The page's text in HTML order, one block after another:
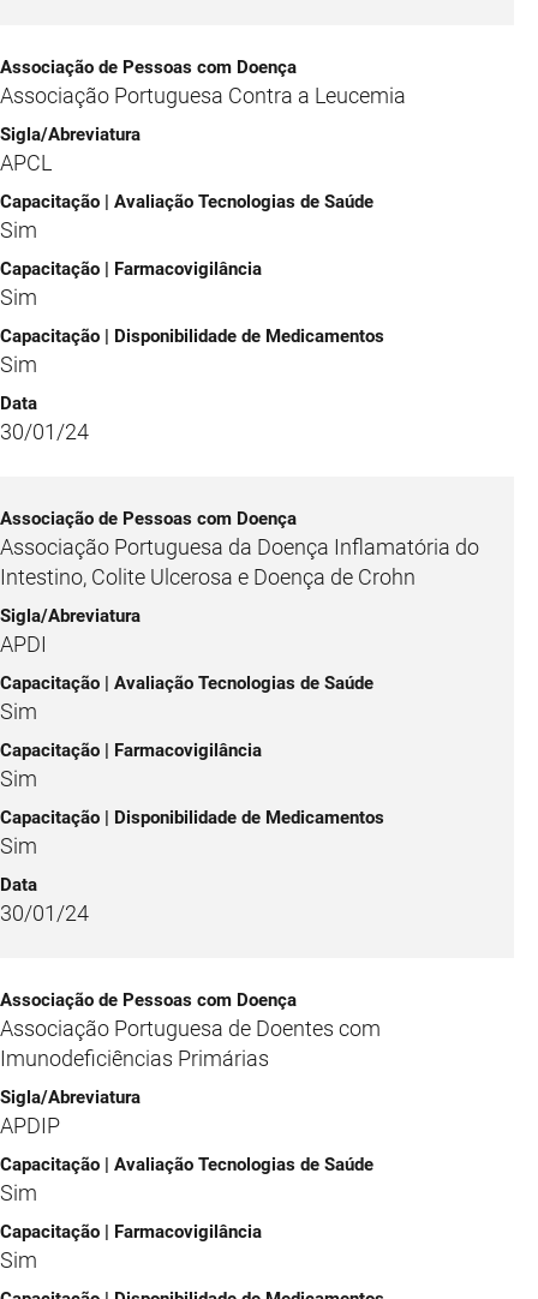
Associação Portuguesa Contra a Leucemia
APCL
Sim
Sim
Sim
30/01/24
Associação Portuguesa da Doença Inflamatória do
Intestino, Colite Ulcerosa e Doença de Crohn
APDI
Sim
Sim
Sim
30/01/24
Associação Portuguesa de Doentes com
Imunodeficiências Primárias
APDIP
Sim
Sim